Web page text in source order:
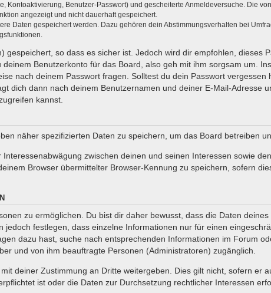
Kontoaktivierung, Benutzer-Passwort) und gescheiterte Anmeldeversuche. Die
angezeigt und nicht dauerhaft gespeichert.
Daten gespeichert werden. Dazu gehören dein Abstimmungsverhalten bei
gespeichert, so dass es sicher ist. Jedoch wird dir empfohlen, dieses
Benutzerkonto für das Board, also geh mit ihm sorgsam um.
nach deinem Passwort fragen. Solltest du dein Passwort vergessen
dich dann nach deinem Benutzernamen und deiner E-Mail-Adresse
kannst.
näher spezifizierten Daten zu speichern, um das Board betreiben
zwischen deinen und seinen Interessen sowie
Browser übermittelter Browser-Kennung zu speichern, sofern
zu ermöglichen. Du bist dir daher bewusst, dass die Daten
festlegen, dass einzelne Informationen nur für einen
dazu hast, suche nach entsprechenden Informationen im Forum
und von ihm beauftragte Personen (Administratoren) zugänglich.
deiner Zustimmung an Dritte weitergeben. Dies gilt nicht, sofern er
ist oder die Daten zur Durchsetzung rechtlicher Interessen